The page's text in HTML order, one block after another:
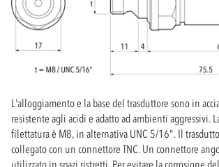
L'alloggiamento e la base del trasduttore sono in
resistente agli acidi e adatto ad ambienti aggressivi.
filettatura è M8, in alternativa UNC 5/16". Il
collegato con un connettore TNC. Un connettore